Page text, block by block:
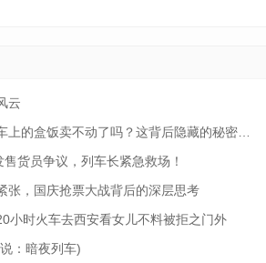
云
上的盒饭卖不动了吗？这背后隐藏的秘密是
售货员争议，列车长紧急救场！
张，国庆抢票大战背后的深层思考
小时火车去西安看女儿不料被拒之门外
：暗夜列车)